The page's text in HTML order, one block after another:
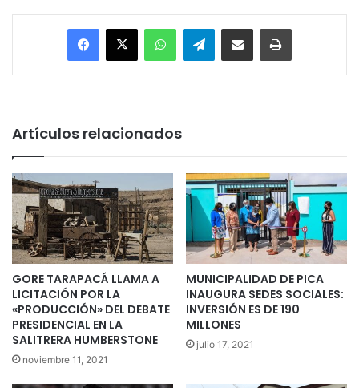
Facebook
X WhatsAppTelegramEnviar vía email Imprimir
Artículos relacionados
GORE TARAPACÁ LLAMA A
LICITACIÓN POR LA
«PRODUCCIÓN» DEL DEBATE
PRESIDENCIAL EN LA
SALITRERA HUMBERSTONE
noviembre 11, 2021
MUNICIPALIDAD DE PICA
INAUGURA SEDES SOCIALES:
INVERSIÓN ES DE 190
MILLONES
julio 17, 2021